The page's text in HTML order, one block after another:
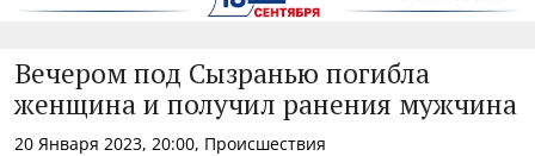
Вечером под Сызранью погибла
женщина и получил ранения мужчина
20 Января 2023, 20:00, Происшествия